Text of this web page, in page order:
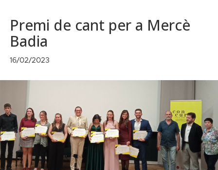
Premi de cant per a Mercè
Badia
16/02/2023